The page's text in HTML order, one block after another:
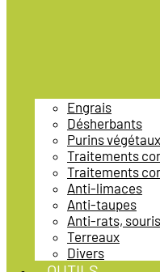
Engrais
Désherbants
Purins végétaux
Traitements
Traitements
Anti-limaces
Anti-taupes
Anti-rats, souris
Terreaux
Divers